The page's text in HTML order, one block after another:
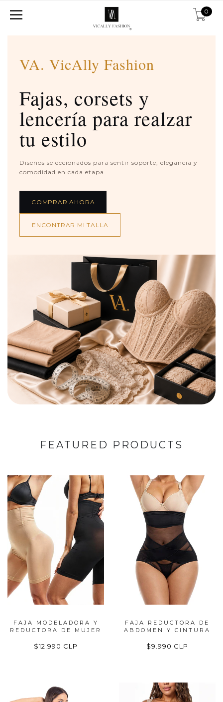
0
VA. VicAlly Fashion
Fajas, corsets y
lencería para realzar
tu estilo
Diseños seleccionados para sentir soporte, elegancia y
comodidad en cada etapa.
COMPRAR AHORA
ENCONTRAR MI TALLA
FEATURED PRODUCTS
FAJA MODELADORA Y
REDUCTORA DE MUJER
$12.990 CLP
FAJA REDUCTORA DE
ABDOMEN Y CINTURA
$9.990 CLP